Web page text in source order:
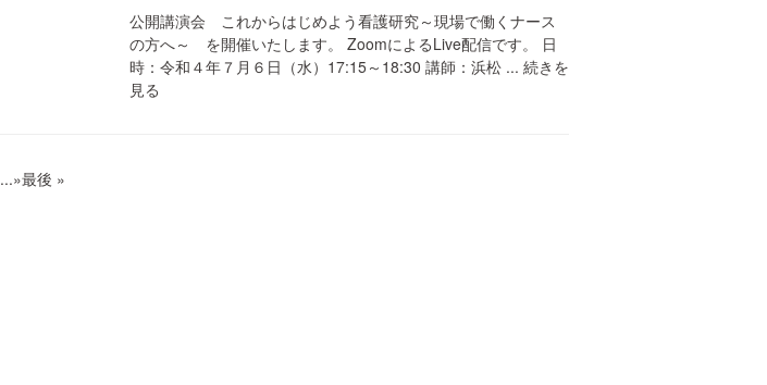
公開講演会 これからはじめよう看護研究～現場で働くナース
の方へ～ を開催いたします。 ZoomによるLive配信です。 日
時：令和４年７月６日（水）17:15～18:30 講師：浜松 ... 続きを
見る
...»最後 »